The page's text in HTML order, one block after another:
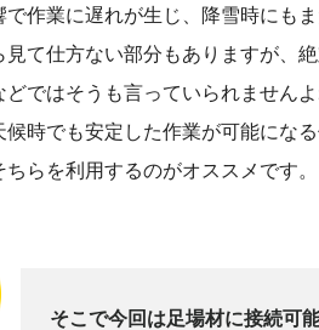
作業に遅れが生じ、降雪時にも
見て仕方ない部分もありますが、
ではそうも言っていられませんよ
候時でも安定した作業が可能にな
らを利用するのがオススメです。
そこで今回は足場材に接続可